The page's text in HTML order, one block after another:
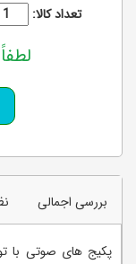
تعداد کالا:
بررسی اجمالی
پکیج های صوتی با